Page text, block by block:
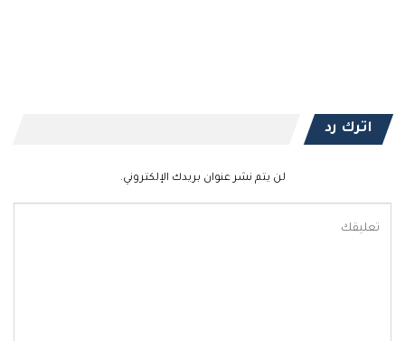
اترك رد
لن يتم نشر عنوان بريدك الإلكتروني.